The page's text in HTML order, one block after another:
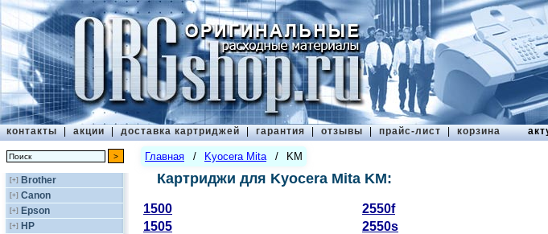
контакты | акции | доставка картриджей | гарантия | отзывы | прайс-лист | корзина
[+] Brother
[+] Canon
[+] Epson
[+] HP
Главная / Kyocera Mita / KM
Картриджи для Kyocera Mita KM:
1500 2550f
1505
2550s